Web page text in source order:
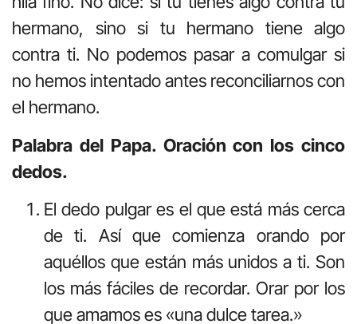
hermano, sino si tu hermano tiene algo
contra ti. No podemos pasar a comulgar si
no hemos intentado antes reconciliarnos con
el hermano.
Palabra del Papa. Oración con los cinco
dedos.
El dedo pulgar es el que está más cerca
de ti. Así que comienza orando por
aquéllos que están más unidos a ti. Son
los más fáciles de recordar. Orar por los
que amamos es «una dulce tarea.»